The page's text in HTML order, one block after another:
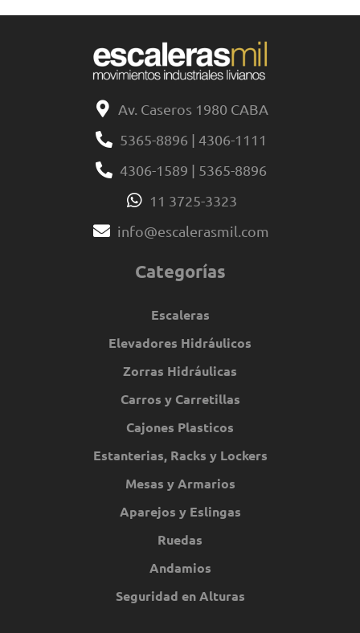
Av. Caseros 1980 CABA
5365-8896 | 4306-1111
4306-1589 | 5365-8896
11 3725-3323
info@escalerasmil.com
Categorías
Escaleras
Elevadores Hidráulicos
Zorras Hidráulicas
Carros y Carretillas
Cajones Plasticos
Estanterias, Racks y Lockers
Mesas y Armarios
Aparejos y Eslingas
Ruedas
Andamios
Seguridad en Alturas